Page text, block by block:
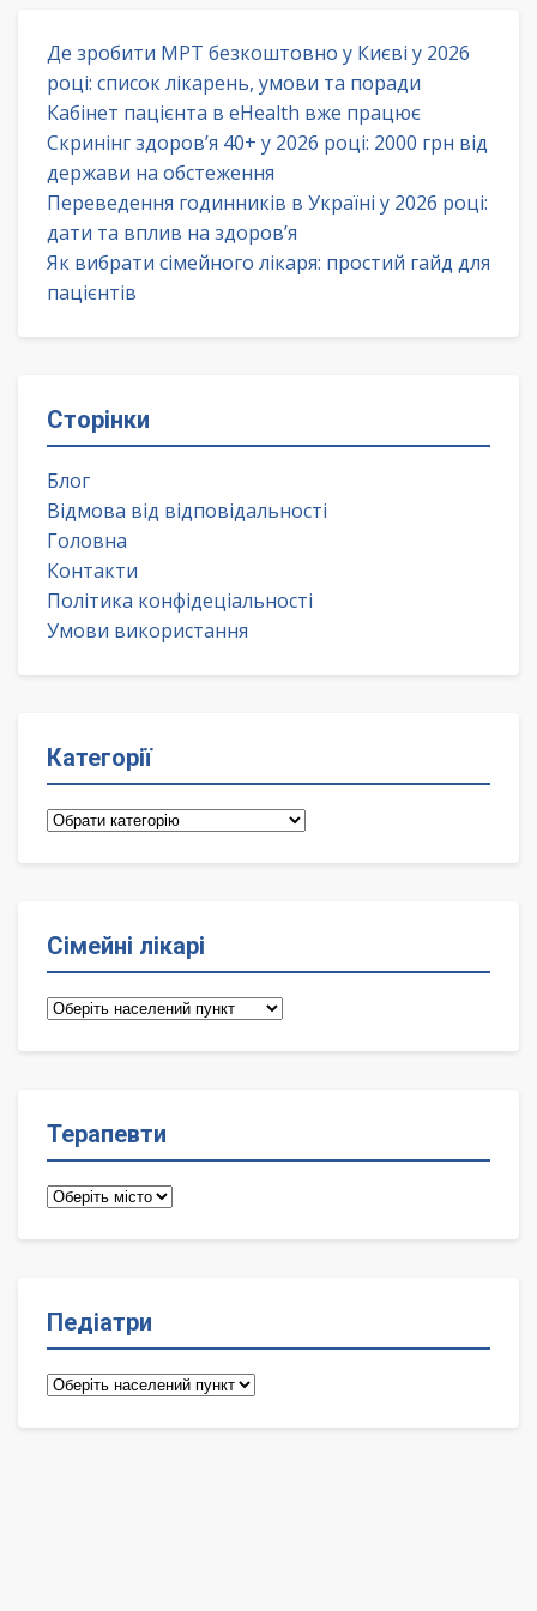
Де зробити МРТ безкоштовно у Києві у 2026
році: список лікарень, умови та поради
Кабінет пацієнта в eHealth вже працює
Скринінг здоров’я 40+ у 2026 році: 2000 грн від
держави на обстеження
Переведення годинників в Україні у 2026 році:
дати та вплив на здоров’я
Як вибрати сімейного лікаря: простий гайд для
пацієнтів
Сторінки
Блог
Відмова від відповідальності
Головна
Контакти
Політика конфідеціальності
Умови використання
Категорії
Категорії
Сімейні лікарі
Сімейні
Терапевти
Терапевти
Педіатри
Педіатри